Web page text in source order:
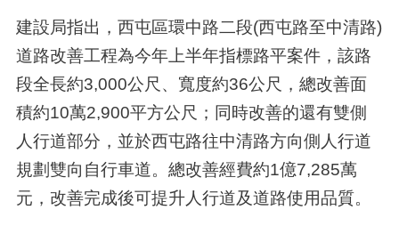
建設局指出，西屯區環中路二段(西屯路至中清路)
道路改善工程為今年上半年指標路平案件，該路
段全長約3,000公尺、寬度約36公尺，總改善面
積約10萬2,900平方公尺；同時改善的還有雙側
人行道部分，並於西屯路往中清路方向側人行道
規劃雙向自行車道。總改善經費約1億7,285萬
元，改善完成後可提升人行道及道路使用品質。